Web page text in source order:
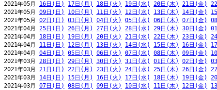
2021年05月 16日(日) 17日(月) 18日(火) 19日(水) 20日(木) 21日(金)
2021年05月 09日(日) 10日(月) 11日(火) 12日(水) 13日(木) 14日(金)
2021年05月 02日(日) 03日(月) 04日(火) 05日(水) 06日(木) 07日(金)
2021年04月 25日(日) 26日(月) 27日(火) 28日(水) 29日(木) 30日(金)
2021年04月 18日(日) 19日(月) 20日(火) 21日(水) 22日(木) 23日(金)
2021年04月 11日(日) 12日(月) 13日(火) 14日(水) 15日(木) 16日(金)
2021年04月 04日(日) 05日(月) 06日(火) 07日(水) 08日(木) 09日(金)
2021年03月 28日(日) 29日(月) 30日(火) 31日(水) 01日(木) 02日(金)
2021年03月 21日(日) 22日(月) 23日(火) 24日(水) 25日(木) 26日(金)
2021年03月 14日(日) 15日(月) 16日(火) 17日(水) 18日(木) 19日(金)
2021年03月 07日(日) 08日(月) 09日(火) 10日(水) 11日(木) 12日(金)